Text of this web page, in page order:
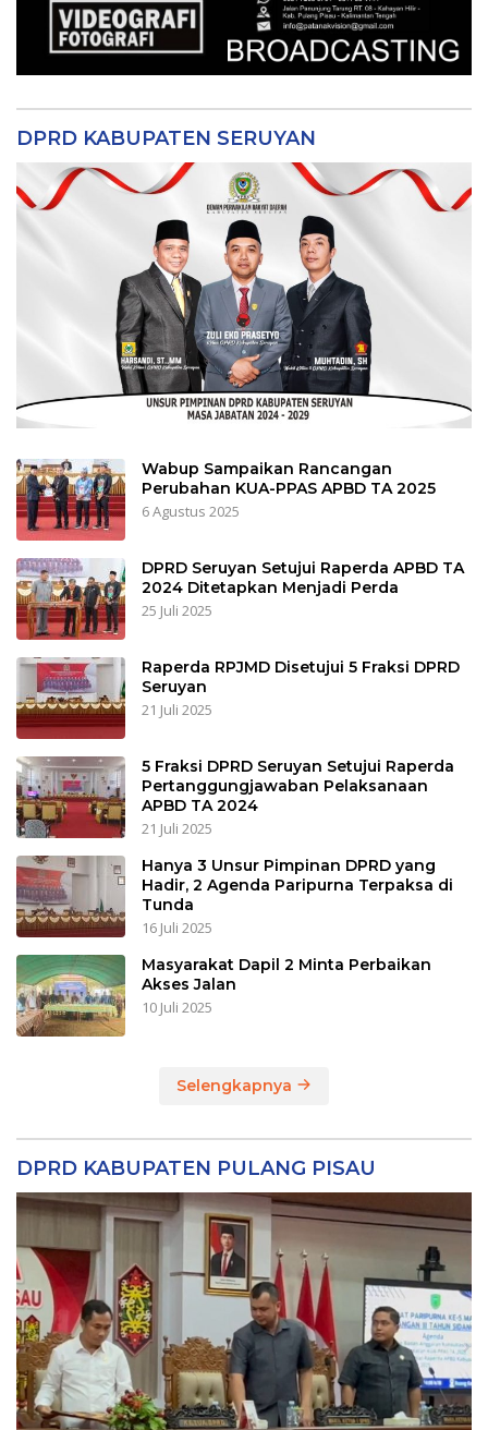
DPRD KABUPATEN SERUYAN
Wabup Sampaikan Rancangan
Perubahan KUA-PPAS APBD TA 2025
6 Agustus 2025
DPRD Seruyan Setujui Raperda APBD TA
2024 Ditetapkan Menjadi Perda
25 Juli 2025
Raperda RPJMD Disetujui 5 Fraksi DPRD
Seruyan
21 Juli 2025
5 Fraksi DPRD Seruyan Setujui Raperda
Pertanggungjawaban Pelaksanaan
APBD TA 2024
21 Juli 2025
Hanya 3 Unsur Pimpinan DPRD yang
Hadir, 2 Agenda Paripurna Terpaksa di
Tunda
16 Juli 2025
Masyarakat Dapil 2 Minta Perbaikan
Akses Jalan
10 Juli 2025
Selengkapnya
DPRD KABUPATEN PULANG PISAU